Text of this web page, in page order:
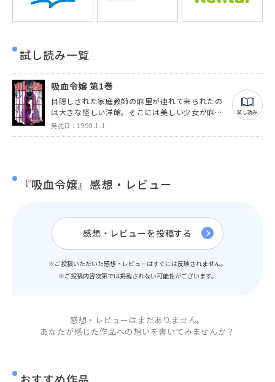
試し読み一覧
吸血令嬢 第1巻
目隠しされた家庭教師の麻里が連れて来られたの
は大きな怪しい洋館。そこには美しい少女が麻里
を待っていた…。
発売日：1999.1.1
試し読み
『吸血令嬢』感想・レビュー
感想・レビューを投稿する
※ご投稿いただいた感想・レビューはすぐには反映されません。
※ご投稿内容次第では掲載されない可能性がございます。
感想・レビューはまだありません。
あなたが感じた作品への想いを書いてみませんか？